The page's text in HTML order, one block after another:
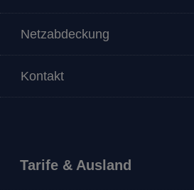
Netzabdeckung
Kontakt
Tarife & Ausland